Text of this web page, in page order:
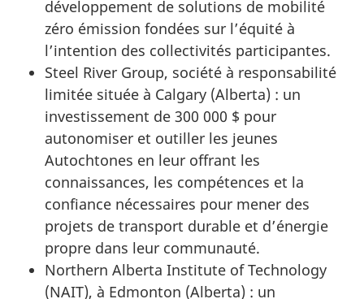
développement de solutions de mobilité
zéro émission fondées sur l’équité à
l’intention des collectivités participantes.
Steel River Group, société à responsabilité
limitée située à Calgary (Alberta) : un
investissement de 300 000 $ pour
autonomiser et outiller les jeunes
Autochtones en leur offrant les
connaissances, les compétences et la
confiance nécessaires pour mener des
projets de transport durable et d’énergie
propre dans leur communauté.
Northern Alberta Institute of Technology
(NAIT), à Edmonton (Alberta) : un